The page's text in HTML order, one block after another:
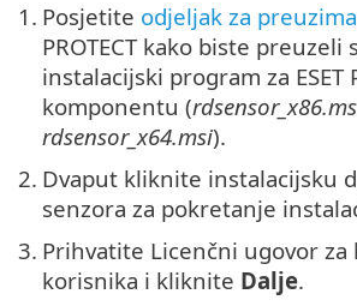
1. Posjetite odjeljak za
PROTECT kako biste preuzeli
instalacijski program za ESET
komponentu (
rdsensor_x64.msi).
2. Dvaput kliknite instalacijsku
senzora za pokretanje
3. Prihvatite Licenčni ugovor za
korisnika i kliknite Dalje.